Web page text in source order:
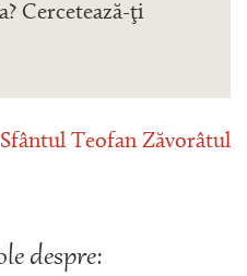
Cercetează-ţi
Sfântul Teofan Zăvorâtul
despre: